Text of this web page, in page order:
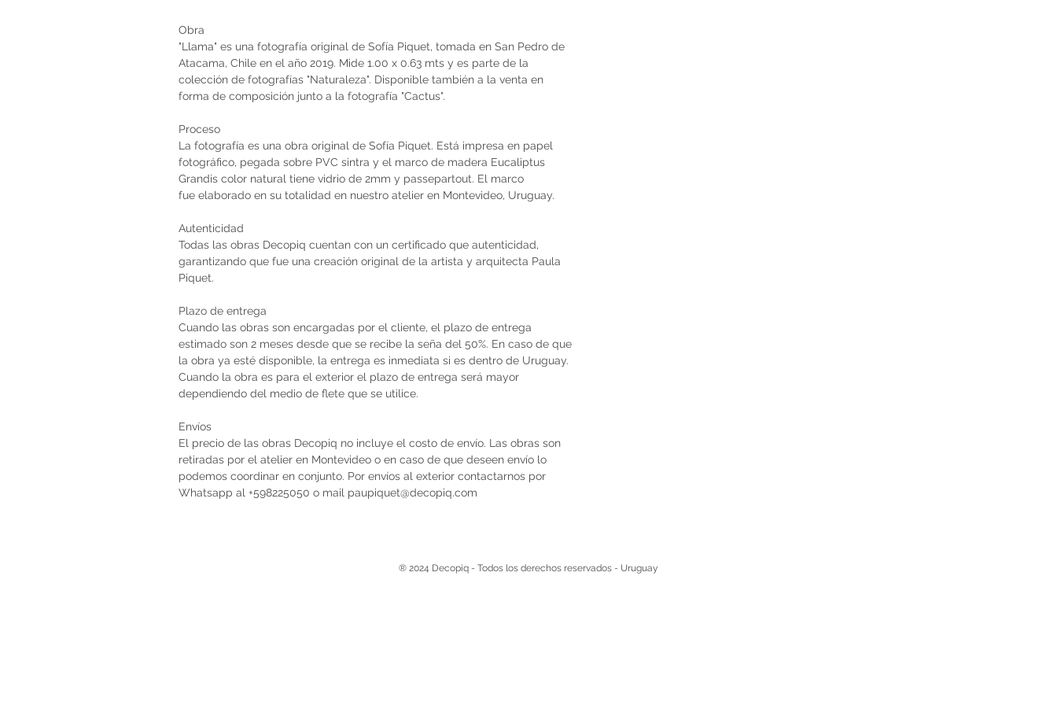
Obra
"Llama" es una fotografía original de Sofía Piquet, tomada en San Pedro de
Atacama, Chile en el año 2019. Mide 1.00 x 0.63 mts y es parte de la
colección de fotografías "Naturaleza". Disponible también a la venta en
forma de composición junto a la fotografía "Cactus".
Proceso
La fotografía es una obra original de Sofía Piquet. Está impresa en papel
fotográfico, pegada sobre PVC sintra y el marco de madera Eucaliptus
Grandis color natural tiene vidrio de 2mm y passepartout. El marco
fue elaborado en su totalidad en nuestro atelier en Montevideo, Uruguay.
Autenticidad
Todas las obras Decopiq cuentan con un certificado que autenticidad,
garantizando que fue una creación original de la artista y arquitecta Paula
Piquet.
Plazo de entrega
Cuando las obras son encargadas por el cliente, el plazo de entrega
estimado son 2 meses desde que se recibe la seña del 50%. En caso de que
la obra ya esté disponible, la entrega es inmediata si es dentro de Uruguay.
Cuando la obra es para el exterior el plazo de entrega será mayor
dependiendo del medio de flete que se utilice.
Envíos
El precio de las obras Decopiq no incluye el costo de envío. Las obras son
retiradas por el atelier en Montevideo o en caso de que deseen envío lo
podemos coordinar en conjunto. Por envíos al exterior contactarnos por
Whatsapp al +598225050 o mail paupiquet@decopiq.com
® 2024 Decopiq - Todos los derechos reservados - Uruguay